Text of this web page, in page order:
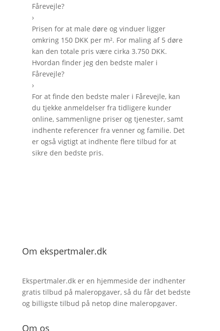
Fårevejle?
›
Prisen for at male døre og vinduer ligger
omkring 150 DKK per m². For maling af 5 døre
kan den totale pris være cirka 3.750 DKK.
Hvordan finder jeg den bedste maler i
Fårevejle?
›
For at finde den bedste maler i Fårevejle, kan
du tjekke anmeldelser fra tidligere kunder
online, sammenligne priser og tjenester, samt
indhente referencer fra venner og familie. Det
er også vigtigt at indhente flere tilbud for at
sikre den bedste pris.
Om ekspertmaler.dk
Ekspertmaler.dk er en hjemmeside der indhenter
gratis tilbud på maleropgaver, så du får det bedste
og billigste tilbud på netop dine maleropgaver.
Om os